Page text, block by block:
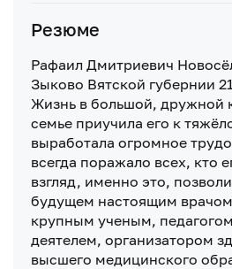
Резюме
Рафаил Дмитриевич
Зыково Вятской губернии
Жизнь в большой, дружной
семье приучила его к
выработала огромное
всегда поражало всех, кто
взгляд, именно это,
будущем настоящим
крупным ученым,
деятелем, организатором
высшего медицинского